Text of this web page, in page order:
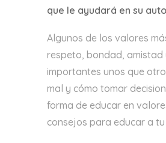
que le ayudará en su
Algunos de los valores
respeto, bondad, amistad
importantes unos que
mal y cómo tomar
forma de educar en
consejos para educar a